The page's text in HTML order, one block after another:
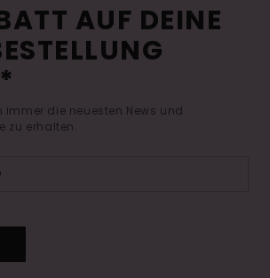
AUF DEINE
immer die neuesten News und
zu erhalten.